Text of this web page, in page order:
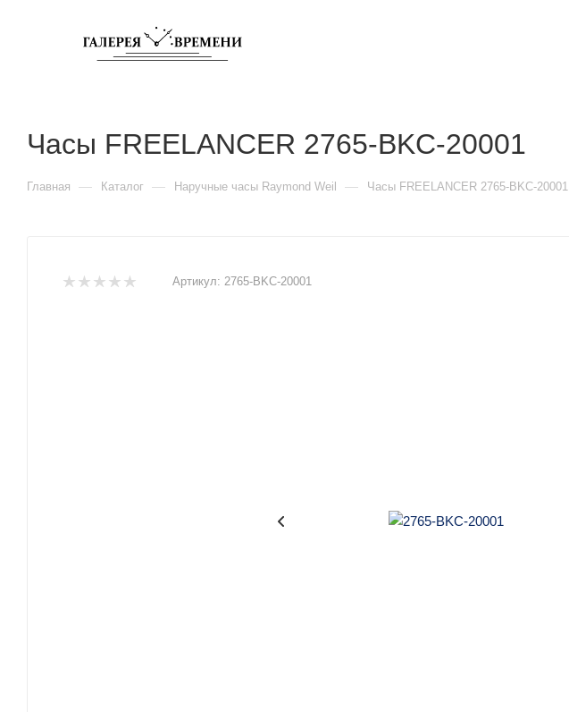
Часы FREELANCER 2765-BKC-20001
Главная — Каталог — Наручные часы Raymond Weil — Часы FREELANCER 2765-BKC-20001
Артикул: 2765-BKC-20001